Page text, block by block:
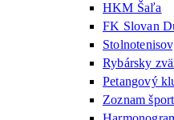
HKM Šaľa
FK Slovan
Rybársky
Petangový
Zoznam